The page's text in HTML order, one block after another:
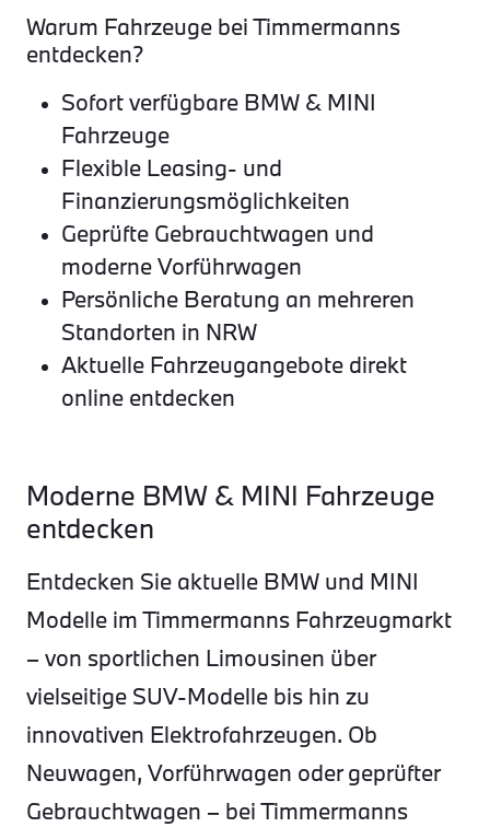
Warum Fahrzeuge bei Timmermanns
entdecken?
Sofort verfügbare BMW & MINI
Fahrzeuge
Flexible Leasing- und
Finanzierungsmöglichkeiten
Geprüfte Gebrauchtwagen und
moderne Vorführwagen
Persönliche Beratung an mehreren
Standorten in NRW
Aktuelle Fahrzeugangebote direkt
online entdecken
Moderne BMW & MINI Fahrzeuge
entdecken
Entdecken Sie aktuelle BMW und MINI
Modelle im Timmermanns Fahrzeugmarkt
– von sportlichen Limousinen über
vielseitige SUV-Modelle bis hin zu
innovativen Elektrofahrzeugen. Ob
Neuwagen, Vorführwagen oder geprüfter
Gebrauchtwagen – bei Timmermanns